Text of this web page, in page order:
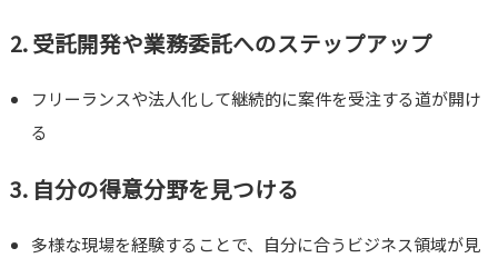
2. 受託開発や業務委託へのステップアップ
フリーランスや法人化して継続的に案件を受注する道が開け
る
3. 自分の得意分野を見つける
多様な現場を経験することで、自分に合うビジネス領域が見